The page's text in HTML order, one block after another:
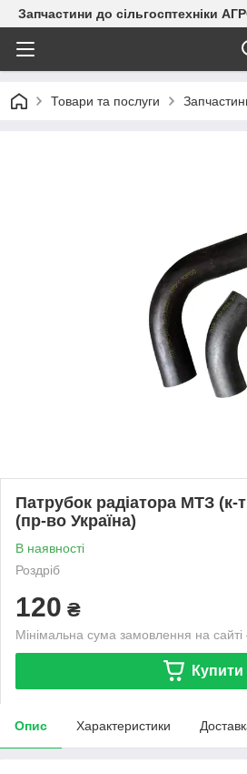
Запчастини до сільгосптехніки
Товари та послуги
Патрубок радіатора МТЗ (к-
(пр-во Україна)
В наявності
Роздріб
120 ₴
Мінімальна сума замовлення на
Купити
Опис Характеристики